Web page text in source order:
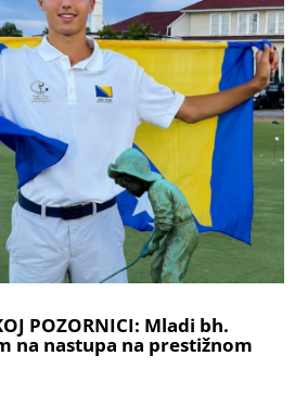
POZORNICI: Mladi bh.
na nastupa na prestižnom